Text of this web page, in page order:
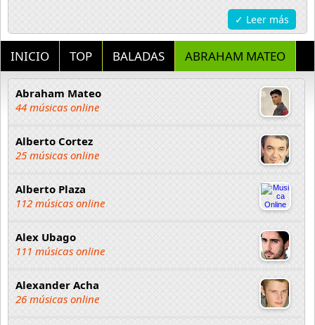
✓ Leer más
INICIO TOP BALADAS ABRAHAM MATEO
Abraham Mateo
44 músicas online
Alberto Cortez
25 músicas online
Alberto Plaza
112 músicas online
Alex Ubago
111 músicas online
Alexander Acha
26 músicas online